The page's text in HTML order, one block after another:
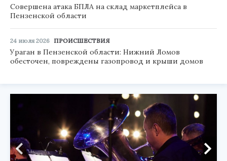
Совершена атака БПЛА на склад маркетплейса в
Пензенской области
24 июля 2026 ПРОИСШЕСТВИЯ
Ураган в Пензенской области: Нижний Ломов
обесточен, повреждены газопровод и крыши домов